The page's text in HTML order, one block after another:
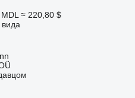
≈ 220,80 $